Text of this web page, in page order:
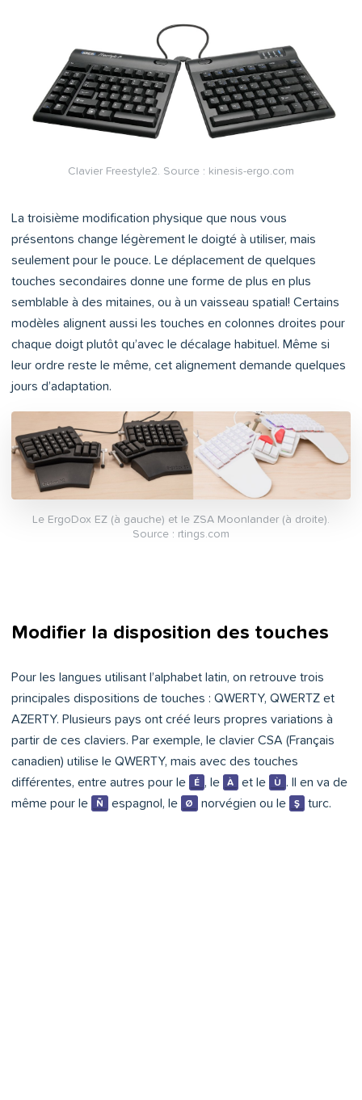
Clavier Freestyle2. Source : kinesis-ergo.com
La troisième modification physique que nous vous
présentons change légèrement le doigté à utiliser, mais
seulement pour le pouce. Le déplacement de quelques
touches secondaires donne une forme de plus en plus
semblable à des mitaines, ou à un vaisseau spatial! Certains
modèles alignent aussi les touches en colonnes droites pour
chaque doigt plutôt qu’avec le décalage habituel. Même si
leur ordre reste le même, cet alignement demande quelques
jours d’adaptation.
Le ErgoDox EZ (à gauche) et le ZSA Moonlander (à droite).
Source : rtings.com
Modifier la disposition des touches
Pour les langues utilisant l’alphabet latin, on retrouve trois
principales dispositions de touches : QWERTY, QWERTZ et
AZERTY. Plusieurs pays ont créé leurs propres variations à
partir de ces claviers. Par exemple, le clavier CSA (Français
canadien) utilise le QWERTY, mais avec des touches
différentes, entre autres pour le
É , le À et le Ù . Il en va de
même pour le
Ñ espagnol, le Ø norvégien ou le Ş turc.